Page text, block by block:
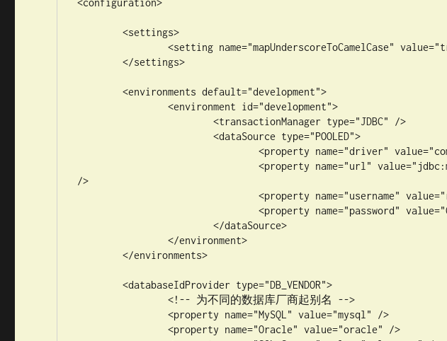
<configuration>
	<settings>
		<setting name="mapUnderscoreToCamelCase" value="true" />
	</settings>
	<environments default="development">
		<environment id="development">
			<transactionManager type="JDBC" />
			<dataSource type="POOLED">
				<property name="driver" value="com.mysql.jdbc.Driver" />
				<property name="url" value="jdbc:mysql://localhost:3306/mybatis"
/>
				<property name="username" value="root" />
				<property name="password" value="Cool123!" />
			</dataSource>
		</environment>
	</environments>
	<databaseIdProvider type="DB_VENDOR">
		<!-- 为不同的数据库厂商起别名 -->
		<property name="MySQL" value="mysql" />
		<property name="Oracle" value="oracle" />